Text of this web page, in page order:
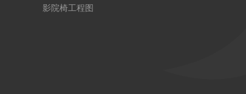
影院椅工程图